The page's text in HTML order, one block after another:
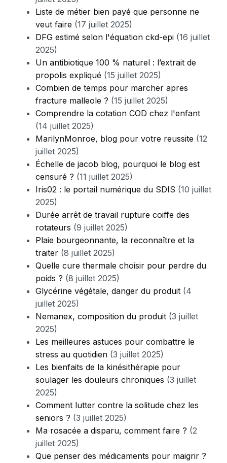
Liste de métier bien payé que personne ne
veut faire (17 juillet 2025)
DFG estimé selon l'équation ckd-epi (16 juillet
2025)
Un antibiotique 100 % naturel : l’extrait de
propolis expliqué (15 juillet 2025)
Combien de temps pour marcher apres
fracture malleole ? (15 juillet 2025)
Comprendre la cotation COD chez l'enfant
(14 juillet 2025)
MarilynMonroe, blog pour votre reussite (12
juillet 2025)
Échelle de jacob blog, pourquoi le blog est
censuré ? (11 juillet 2025)
Iris02 : le portail numérique du SDIS (10 juillet
2025)
Durée arrêt de travail rupture coiffe des
rotateurs (9 juillet 2025)
Plaie bourgeonnante, la reconnaître et la
traiter (8 juillet 2025)
Quelle cure thermale choisir pour perdre du
poids ? (8 juillet 2025)
Glycérine végétale, danger du produit (4
juillet 2025)
Nemanex, composition du produit (3 juillet
2025)
Les meilleures astuces pour combattre le
stress au quotidien (3 juillet 2025)
Les bienfaits de la kinésithérapie pour
soulager les douleurs chroniques (3 juillet
2025)
Comment lutter contre la solitude chez les
seniors ? (3 juillet 2025)
Ma rosacée a disparu, comment faire ? (2
juillet 2025)
Que penser des médicaments pour maigrir ?